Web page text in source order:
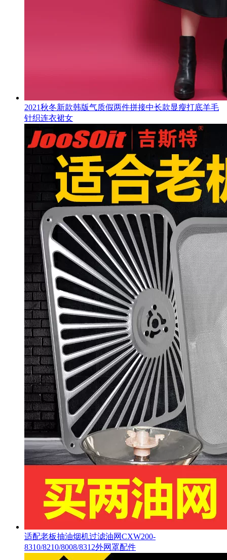
2021秋冬新款韩版气质假两件拼接中长款显瘦打底羊毛
针织连衣裙女
适配老板抽油烟机过滤油网CXW200-
8310/8210/8008/8312外网罩配件